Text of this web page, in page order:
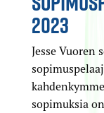
2023
Jesse Vuoren
sopimuksia